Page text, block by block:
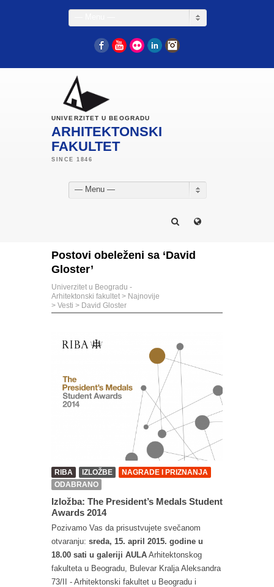
FacebookYouTube
Flickr LinkedIn
UNIVERZITET U BEOGRADU
ARHITEKTONSKI
FAKULTET
— Menu —
Postovi obeleženi sa ‘David
Gloster’
Univerzitet u Beogradu -
Arhitektonski fakultet > Najnovije
> Vesti > David Gloster
RIBA IZLOŽBE
NAGRADE I PRIZNANJA
ODABRANO
Izložba: The President’s Medals Student
Awards 2014
Pozivamo Vas da prisustvujete svečanom
otvaranju: sreda, 15. april 2015. godine u
18.00 sati u galeriji AULA Arhitektonskog
fakulteta u Beogradu, Bulevar Kralja Aleksandra
73/II - Arhitektonski fakultet u Beogradu i